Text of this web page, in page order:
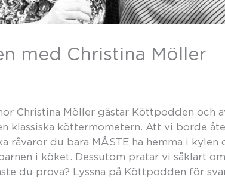
med Christina Möller
Christina Möller gästar Köttpodden och
klassiska köttermometern. Att vi borde
råvaror du bara MÅSTE ha hemma i
i köket. Dessutom pratar vi såklart
du prova? Lyssna på Köttpodden för